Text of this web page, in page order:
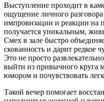
Выступление проходит в
ощущение личного разговора
импровизации и реакции на
получается уникальным,
Смех в зале быстро
скованность и дарит редкое
Это не просто
выйти из привычного круга
юмором и почувствовать
Такой вечер помогает